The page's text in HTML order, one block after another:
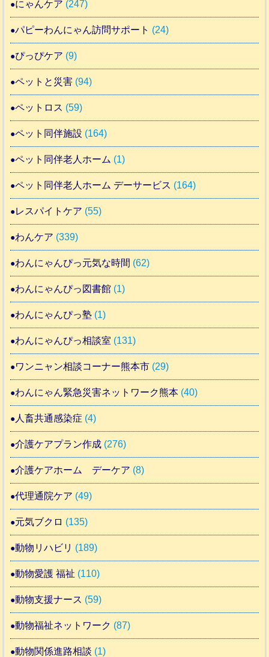
にゃんケア (247)
パピーわんにゃん訪問サポート (24)
ぴっぴケア (9)
ペットと災害 (94)
ペットロス (59)
ペット同伴施設 (164)
ペット同伴老人ホーム (1)
ペット同伴老人ホーム デーサービス (164)
レスパイトケア (55)
わんケア (339)
わんにゃんぴっ元気な時間 (62)
わんにゃんぴっ図書館 (1)
わんにゃんぴっ塾 (1)
わんにゃんぴっ相談室 (131)
ワンニャン相談コーナー熊本市 (29)
わんにゃん緊急災害ネットワーク熊本 (40)
人畜共通感染症 (4)
介護ケアプラン作成 (276)
介護ケアホーム デーケア (8)
代理通院ケア (49)
元気ブクロ (135)
動物リハビリ (189)
動物愛護 福祉 (110)
動物支援ナース (59)
動物福祉ネットワーク (87)
動物関係進路相談 (1)